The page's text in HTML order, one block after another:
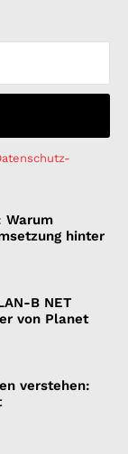
Warum
hinter
B NET
von Planet
verstehen: